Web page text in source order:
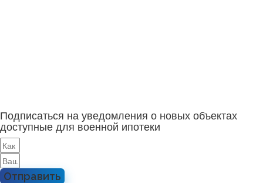
Подписаться на уведомления о новых объектах
доступные для военной ипотеки
Отправить